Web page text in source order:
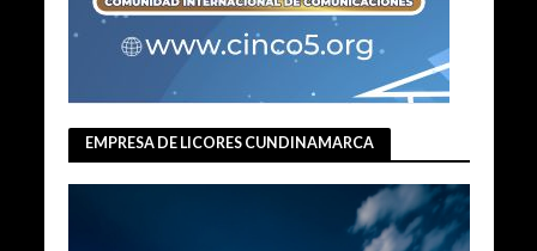
EMPRESA DE LICORES CUNDINAMARCA